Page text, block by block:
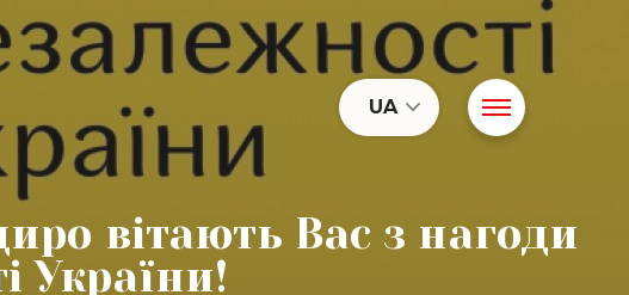
UA
вітають Вас з нагоди
України!